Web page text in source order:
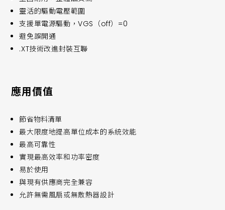
靈活的驅動電壓範圍
支援單電源驅動，VGS（off）=0
避免誤開通
.XT技術改進封裝互聯
應用價值
節省物料清單
最大限度地提高單位成本的系統效能
最高可靠性
實現最高效率和功率密度
易於使用
與現有供應商完全兼容
允許無需風扇或無散熱器設計